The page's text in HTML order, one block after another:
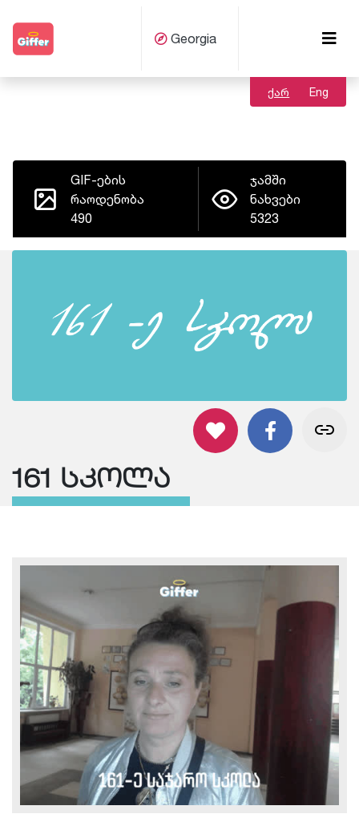
Georgia
ქარ Eng
GIF-ების
რაოდენობა
490
ჯამში
ნახვები
5323
161 სკოლა